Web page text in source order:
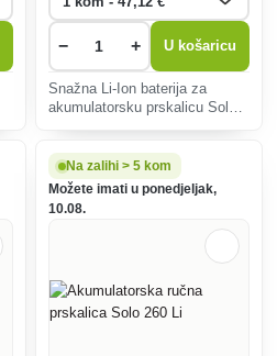
− + U košaricu
Snažna Li-Ion baterija za
akumulatorsku prskalicu Solo
Na zalihi > 5 kom
Možete imati u ponedjeljak,
10.08.